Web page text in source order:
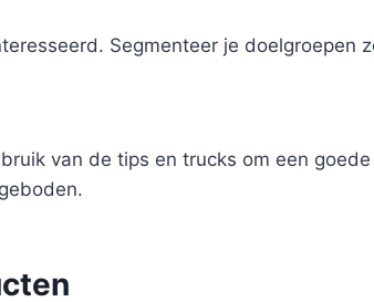
Segmenteer je
van de tips en trucks om een